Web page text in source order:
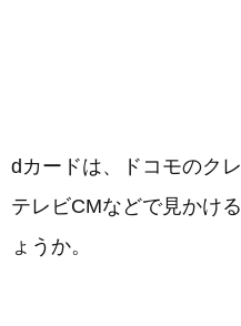
dカードは、ドコモのク
テレビCMなどで見かけ
ょうか。